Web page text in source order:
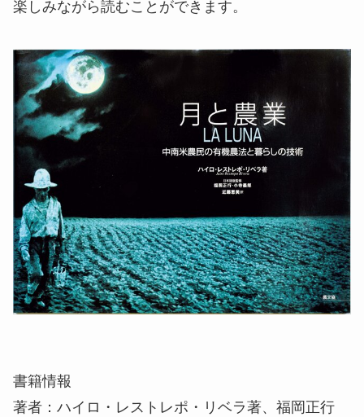
楽しみながら読むことができます。
書籍情報
著者：ハイロ・レストレポ・リベラ著、福岡正行